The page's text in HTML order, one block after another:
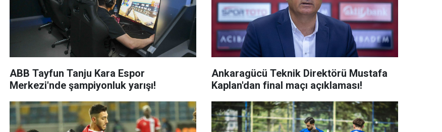
ABB Tayfun Tanju Kara Espor
Merkezi'nde şampiyonluk yarışı!
Ankaragücü Teknik Direktörü Mustafa
Kaplan'dan final maçı açıklaması!